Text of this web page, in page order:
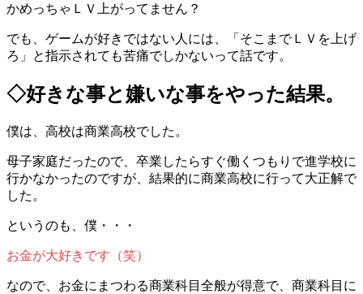
かめっちゃＬＶ上がってません？
でも、ゲームが好きではない人には、「そこまでＬＶを上げ
ろ」と指示されても苦痛でしかないって話です。
◇好きな事と嫌いな事をやった結果。
僕は、高校は商業高校でした。
母子家庭だったので、卒業したらすぐ働くつもりで進学校に
行かなかったのですが、結果的に商業高校に行って大正解で
した。
というのも、僕・・・
お金が大好きです（笑）
なので、お金にまつわる商業科目全般が得意で、商業科目に